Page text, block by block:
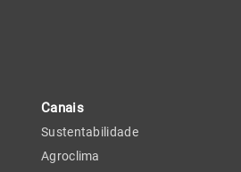
Canais
Sustentabilidade
Agroclima